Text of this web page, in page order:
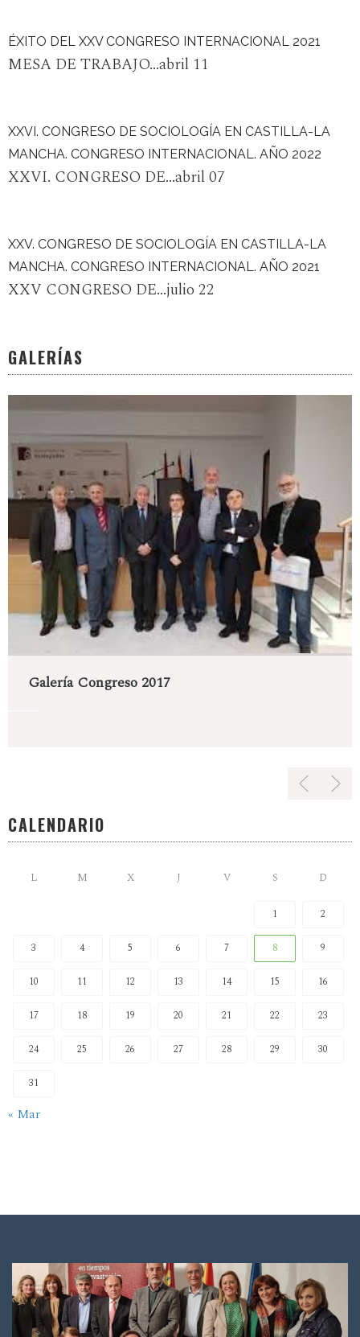
ÉXITO DEL XXV CONGRESO INTERNACIONAL 2021
MESA DE TRABAJO...abril 11
XXVI. CONGRESO DE SOCIOLOGÍA EN CASTILLA-LA
MANCHA. CONGRESO INTERNACIONAL. AÑO 2022
XXVI. CONGRESO DE...abril 07
XXV. CONGRESO DE SOCIOLOGÍA EN CASTILLA-LA
MANCHA. CONGRESO INTERNACIONAL. AÑO 2021
XXV CONGRESO DE...julio 22
GALERÍAS
Galería Congreso 2017
CALENDARIO
L M X J V S D
1 2
3 4 5 6 7 8 9
10 11 12 13 14 15 16
17 18 19 20 21 22 23
24 25 26 27 28 29 30
31
« Mar